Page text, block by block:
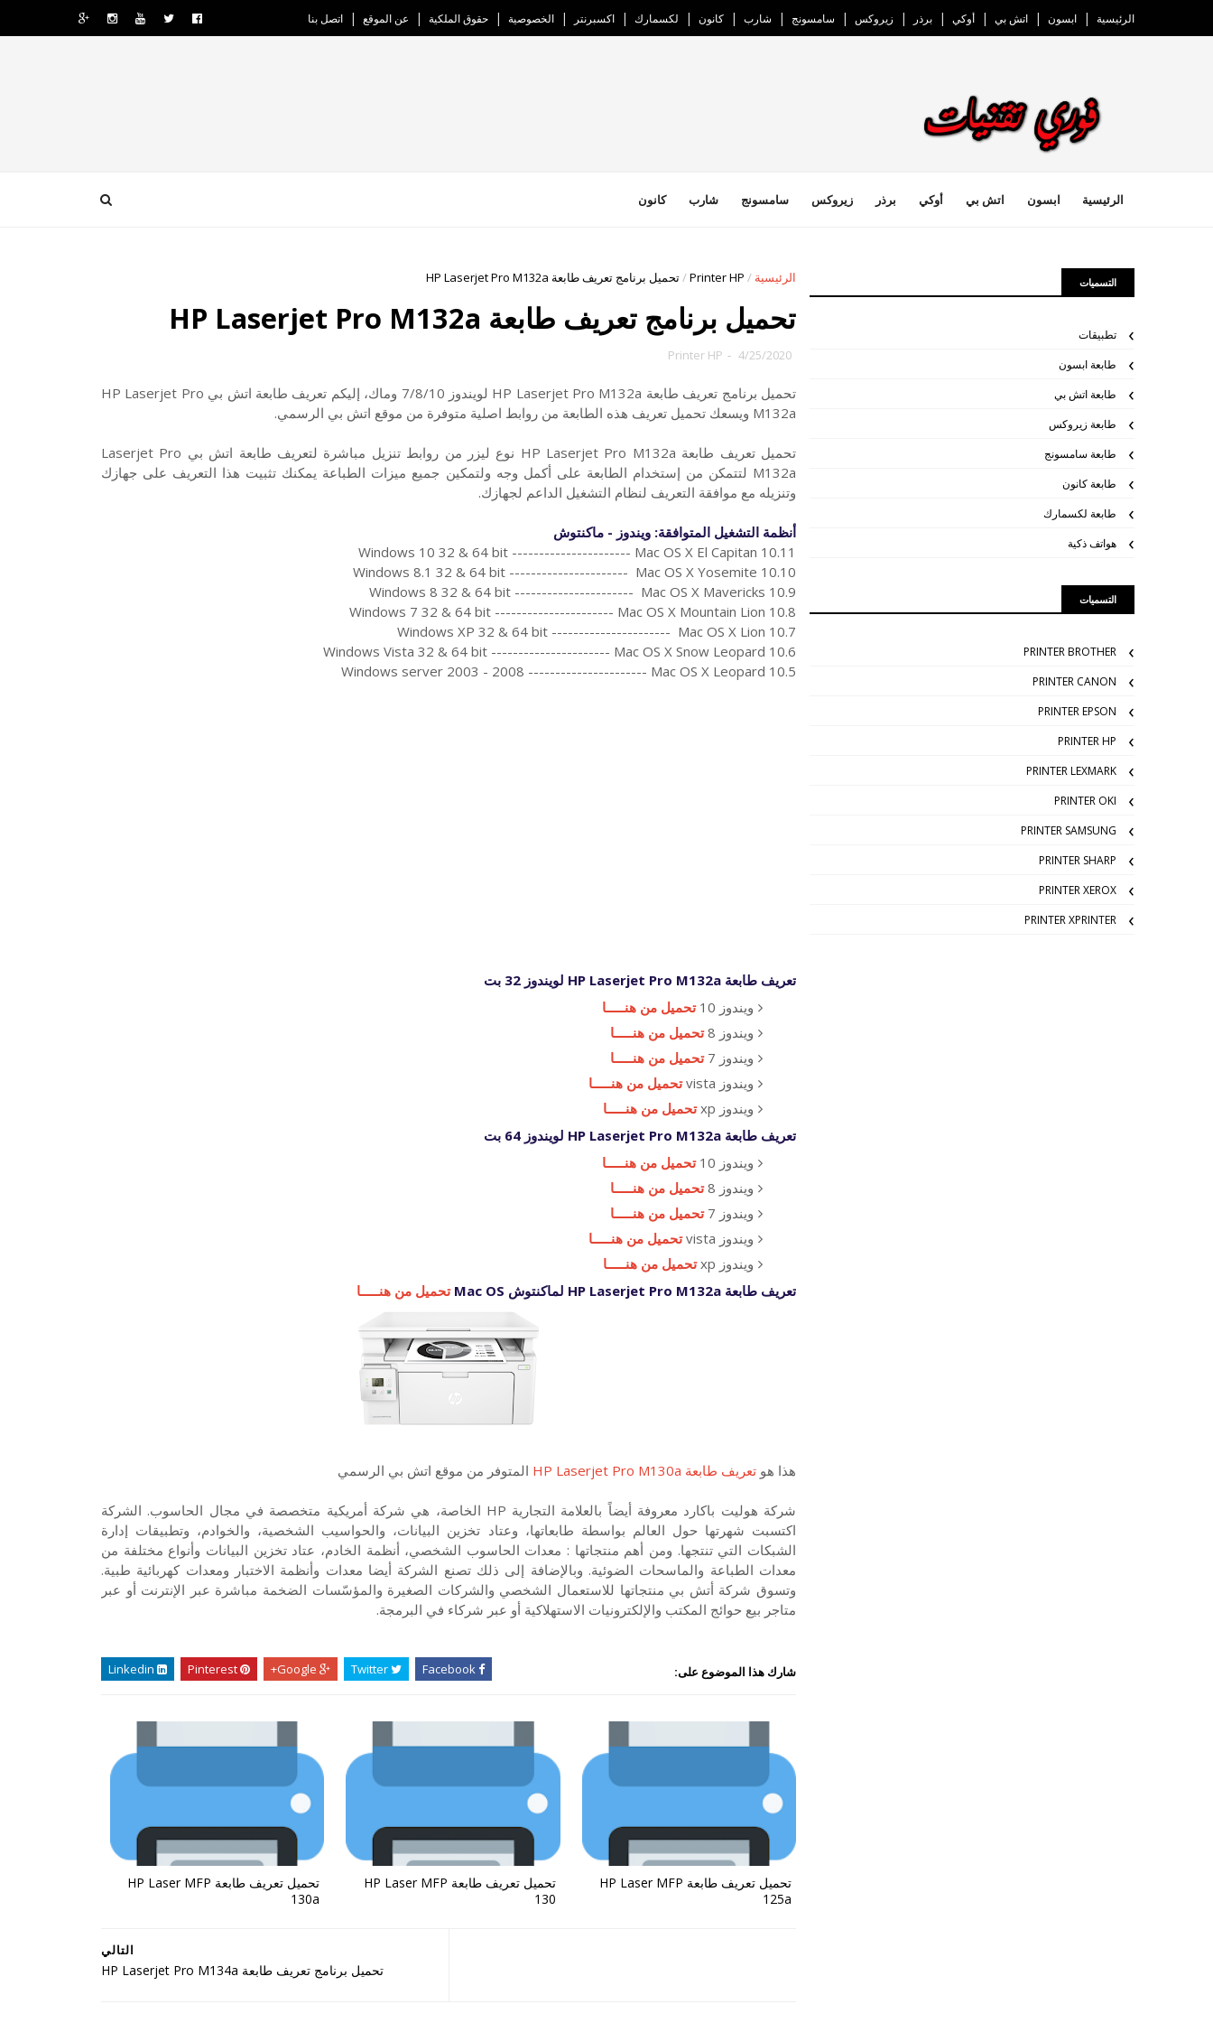
الرئيسية ابسون اتش بي أوكي برذر زيروكس سامسونج شارب كانون لكسمارك اكسبرنتر الخصوصية حقوق الملكية عن الموقع اتصل بنا
الرئيسية ابسون اتش بي أوكي برذر زيروكس سامسونج شارب كانون
الرئيسية /
Printer HP
/تحميل برنامج تعريف طابعة HP Laserjet Pro M132a
تحميل برنامج تعريف طابعة HP Laserjet Pro M132a
4/25/2020
-
Printer HP
تحميل برنامج تعريف طابعة HP Laserjet Pro M132a لويندوز 7/8/10 وماك،
إليكم تعريف طابعة اتش بي HP Laserjet Pro
M132a ويسعك تحميل تعريف هذه الطابعة من روابط اصلية متوفرة من موقع اتش بي الرسمي.
تحميل تعريف طابعة HP Laserjet Pro M132a نوع ليزر من روابط تنزيل مباشرة لتعريف طابعة اتش بي Laserjet Pro
M132a لتتمكن من إستخدام الطابعة على أكمل وجه ولتمكين جميع ميزات الطباعة يمكنك تثبيت هذا التعريف على جهازك
وتنزيله مع موافقة التعريف لنظام التشغيل الداعم لجهازك.
أنظمة التشغيل المتوافقة: ويندوز - ماكنتوش
Windows 10 32 & 64 bit ---------------------- Mac OS X El Capitan 10.11
Windows 8.1 32 & 64 bit ---------------------- Mac OS X Yosemite 10.10
Windows 8 32 & 64 bit ---------------------- Mac OS X Mavericks 10.9
Windows 7 32 & 64 bit ---------------------- Mac OS X Mountain Lion 10.8
Windows XP 32 & 64 bit ---------------------- Mac OS X Lion 10.7
Windows Vista 32 & 64 bit ---------------------- Mac OS X Snow Leopard 10.6
Windows server 2003 - 2008 ---------------------- Mac OS X Leopard 10.5
تعريف طابعة HP Laserjet Pro M132a لويندوز 32 بت
ويندوز 10
تحميل من هنـــــا
ويندوز 8
تحميل من هنـــــا
ويندوز 7
تحميل من هنـــــا
ويندوز vista
تحميل من هنـــــا
ويندوز xp
تحميل من هنـــــا
تعريف طابعة HP Laserjet Pro M132a لويندوز 64 بت
ويندوز 10
تحميل من هنـــــا
ويندوز 8
تحميل من هنـــــا
ويندوز 7
تحميل من هنـــــا
ويندوز vista
تحميل من هنـــــا
ويندوز xp
تحميل من هنـــــا
تعريف طابعة HP Laserjet Pro M132a لماكنتوش Mac OS
تحميل من هنـــــا
هذا هو تعريف طابعة HP Laserjet Pro M130a المتوفر من موقع اتش بي الرسمي
شركة هوليت باكارد معروفة أيضاً بالعلامة التجارية HP الخاصة، هي شركة أمريكية متخصصة في مجال الحاسوب. الشركة
اكتسبت شهرتها حول العالم بواسطة طابعاتها، وعتاد تخزين البيانات، والحواسيب الشخصية، والخوادم، وتطبيقات إدارة
الشبكات التي تنتجها. ومن أهم منتجاتها : معدات الحاسوب الشخصي، أنظمة الخادم، عتاد تخزين البيانات وأنواع مختلفة من
معدات الطباعة والماسحات الضوئية. وبالإضافة إلى ذلك تصنع الشركة أيضا معدات وأنظمة الاختبار ومعدات كهربائية طبية.
وتسوق شركة أتش بي منتجاتها للاستعمال الشخصي والشركات الصغيرة والمؤسّسات الضخمة مباشرة عبر الإنترنت أو عبر
متاجر بيع حوائج المكتب والإلكترونيات الاستهلاكية أو عبر شركاء في البرمجة.
شارك هذا الموضوع على:
تحميل تعريف طابعة HP Laser MFP
125a
تحميل تعريف طابعة HP Laser MFP
130
تحميل تعريف طابعة HP Laser MFP
130a
التالي
تحميل برنامج تعريف طابعة HP Laserjet Pro M134a
التسميات
تطبيقات
طابعة ابسون
طابعة اتش بي
طابعة زيروكس
طابعة سامسونج
طابعة كانون
طابعة لكسمارك
هواتف ذكية
التسميات
PRINTER BROTHER
PRINTER CANON
PRINTER EPSON
PRINTER HP
PRINTER LEXMARK
PRINTER OKI
PRINTER SAMSUNG
PRINTER SHARP
PRINTER XEROX
PRINTER XPRINTER